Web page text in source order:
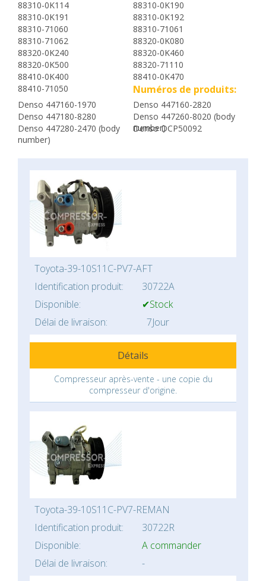
88310-0K114
88310-0K190
88310-0K191
88310-0K192
88310-71060
88310-71061
88310-71062
88320-0K080
88320-0K240
88320-0K460
88320-0K500
88320-71110
88410-0K400
88410-0K470
88410-71050
Numéros de produits:
Denso 447160-1970
Denso 447160-2820
Denso 447180-8280
Denso 447260-8020 (body
number)
Denso 447280-2470 (body
number)
Denso DCP50092
Toyota-39-10S11C-PV7-AFT
Identification produit:
30722A
Disponible:
✔Stock
Délai de livraison:
7Jour
Détails
Compresseur après-vente - une copie du
compresseur d'origine.
Toyota-39-10S11C-PV7-REMAN
Identification produit:
30722R
Disponible:
A commander
Délai de livraison:
-